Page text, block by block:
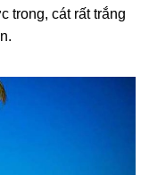
trong, cát rất trắng